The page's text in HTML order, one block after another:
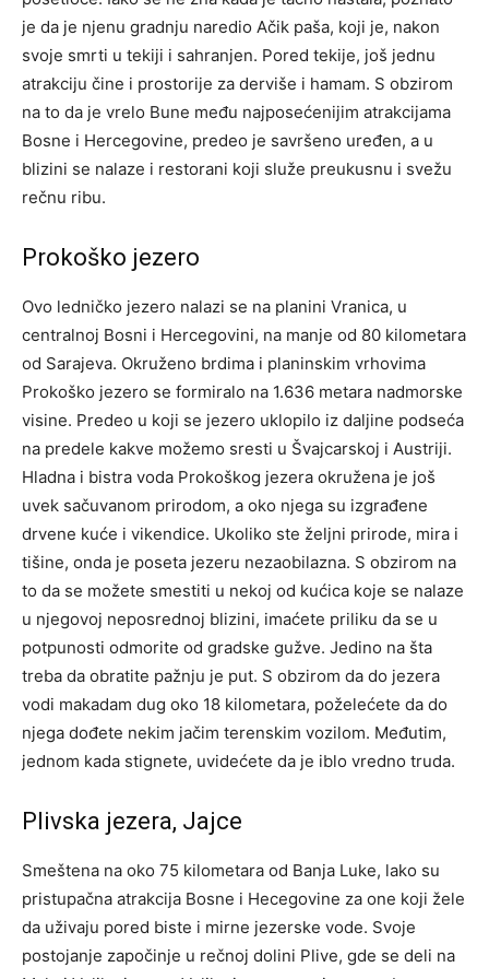
je da je njenu gradnju naredio Ačik paša, koji je, nakon
svoje smrti u tekiji i sahranjen. Pored tekije, još jednu
atrakciju čine i prostorije za derviše i hamam. S obzirom
na to da je vrelo Bune među najposećenijim atrakcijama
Bosne i Hercegovine, predeo je savršeno uređen, a u
blizini se nalaze i restorani koji služe preukusnu i svežu
rečnu ribu.
Prokoško jezero
Ovo ledničko jezero nalazi se na planini Vranica, u
centralnoj Bosni i Hercegovini, na manje od 80 kilometara
od Sarajeva. Okruženo brdima i planinskim vrhovima
Prokoško jezero se formiralo na 1.636 metara nadmorske
visine. Predeo u koji se jezero uklopilo iz daljine podseća
na predele kakve možemo sresti u Švajcarskoj i Austriji.
Hladna i bistra voda Prokoškog jezera okružena je još
uvek sačuvanom prirodom, a oko njega su izgrađene
drvene kuće i vikendice. Ukoliko ste željni prirode, mira i
tišine, onda je poseta jezeru nezaobilazna. S obzirom na
to da se možete smestiti u nekoj od kućica koje se nalaze
u njegovoj neposrednoj blizini, imaćete priliku da se u
potpunosti odmorite od gradske gužve. Jedino na šta
treba da obratite pažnju je put. S obzirom da do jezera
vodi makadam dug oko 18 kilometara, poželećete da do
njega dođete nekim jačim terenskim vozilom. Međutim,
jednom kada stignete, uvidećete da je iblo vredno truda.
Plivska jezera, Jajce
Smeštena na oko 75 kilometara od Banja Luke, lako su
pristupačna atrakcija Bosne i Hecegovine za one koji žele
da uživaju pored biste i mirne jezerske vode. Svoje
postojanje započinje u rečnoj dolini Plive, gde se deli na